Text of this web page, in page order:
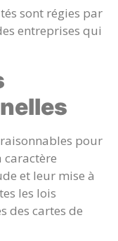
sont régies par
entreprises qui
pour
caractère
et leur mise à
les lois
des cartes de